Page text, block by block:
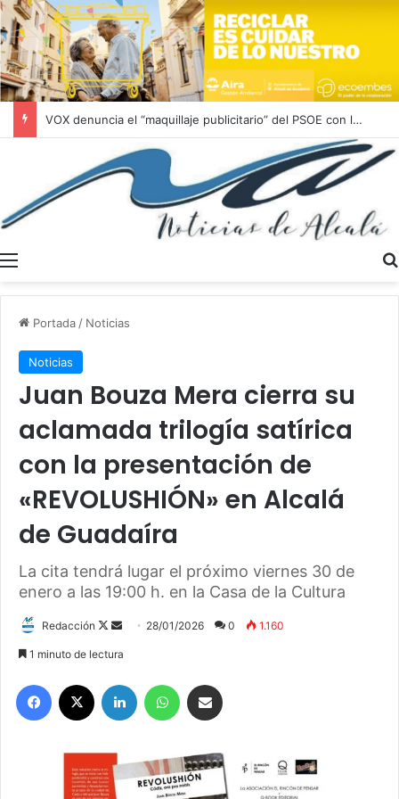
VOX denuncia el “maquillaje publicitario” del PSOE con la vivienda protegida en Alcalá de Guadaíra
Portada / Noticias
Noticias
Juan Bouza Mera cierra su
aclamada trilogía satírica
con la presentación de
«REVOLUSHIÓN» en Alcalá
de Guadaíra
La cita tendrá lugar el próximo viernes 30 de
enero a las 19:00 h. en la Casa de la Cultura
Redacción
F
l
o
o
n
d
a
28/01/2026 0 1.160
1 minuto de lectura